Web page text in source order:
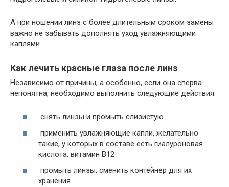
А при ношении линз с более длительным сроком замены
важно не забывать дополнять уход увлажняющими
каплями.
Как лечить красные глаза после линз
Независимо от причины, а особенно, если она сперва
непонятна, необходимо выполнить следующие действия:
снять линзы и промыть слизистую
применить увлажняющие капли, желательно
такие, у которых в составе есть гиалуроновая
кислота, витамин В12
промыть линзы, сменить контейнер для их
хранения